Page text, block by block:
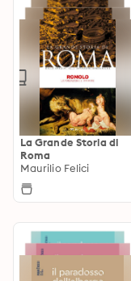
La Grande Storia di
Roma
Maurilio Felici